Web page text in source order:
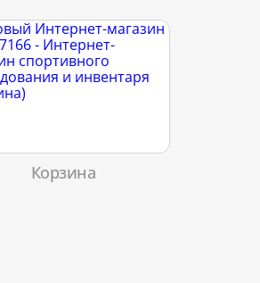
Корзина